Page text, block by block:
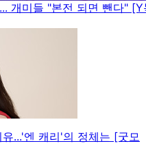
개미들 "본전 되면 뺀다"
...'엔 캐리'의 정체는 [굿모